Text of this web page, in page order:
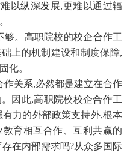
以纵深发展,更难以通过辐
够。高职院校的校企合作工
上的机制建设和制度保障,
化。
关系,必然都是建立在合作
因此,高职院校校企合作工
力的外部政策支持外,根本
育相互合作、互利共赢的
在内部需求吗?从众多国际